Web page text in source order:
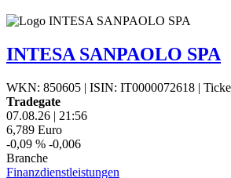
INTESA SANPAOLO SPA
WKN: 850605 | ISIN: IT0000072618 |
Tradegate
07.08.26 | 21:56
6,789 Euro
-0,09 % -0,006
Branche
Finanzdienstleistungen